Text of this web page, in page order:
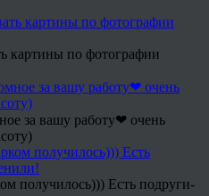
картины по фотографии
за вашу работу❤ очень
получилось))) Есть подруги-